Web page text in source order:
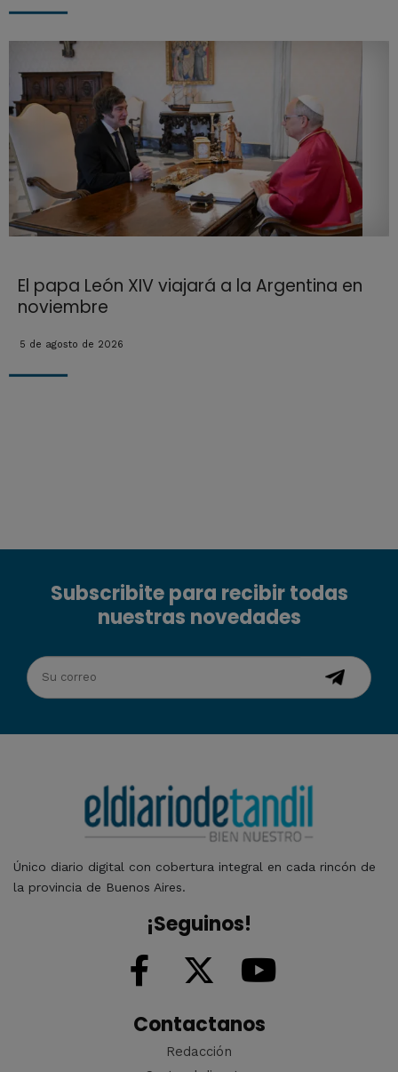
El papa León XIV viajará a la Argentina en
noviembre
5 de agosto de 2026
Subscribite para recibir todas
nuestras novedades
Único diario digital con cobertura integral en cada rincón de
la provincia de Buenos Aires.
¡Seguinos!
Contactanos
Redacción